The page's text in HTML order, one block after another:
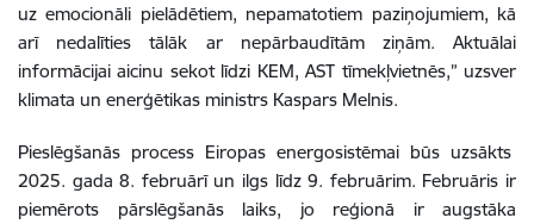
uz emocionāli pielādētiem, nepamatotiem paziņojumiem, kā
arī nedalīties tālāk ar nepārbaudītām ziņām. Aktuālai
informācijai aicinu sekot līdzi KEM, AST tīmekļvietnēs,” uzsver
klimata un enerģētikas ministrs Kaspars Melnis.
Pieslēgšanās process Eiropas energosistēmai būs uzsākts
2025. gada 8. februārī un ilgs līdz 9. februārim. Februāris ir
piemērots pārslēgšanās laiks, jo reģionā ir augstāka